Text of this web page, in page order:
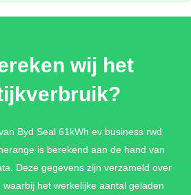
€ 1.100,-
€ 1.100,-
wij het
Byd Seal 61kWh ev business rwd
is berekend aan de hand van
Deze gegevens zijn verzameld over
het werkelijke aantal geladen